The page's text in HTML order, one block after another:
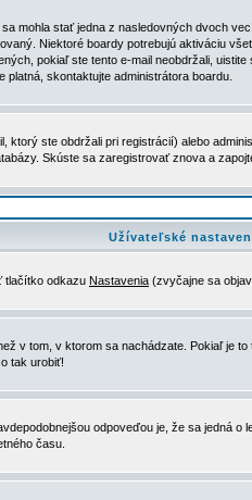
mohla stať jedna z nasledovných dvoch
Niektoré boardy potrebujú aktiváciu
pokiaľ ste tento e-mail neobdržali,
skontaktujte administrátora boardu.
ste obdržali pri registrácií) alebo
Skúste sa zaregistrovať znova a
Užívateľské
tlačítko odkazu Nastavenia (zvyčajne sa
tom, v ktorom sa nachádzate. Pokiaľ je
tak urobiť!
odpoveďou je, že sa jedná
času.